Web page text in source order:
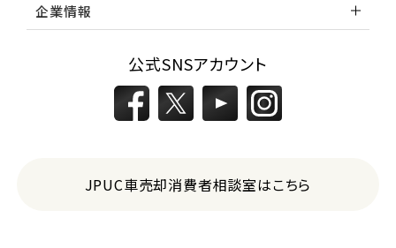
企業情報
公式SNSアカウント
JPUC車売却消費者相談室はこちら